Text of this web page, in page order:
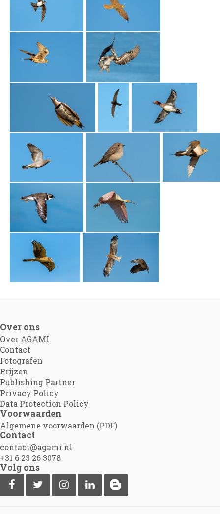
Over ons
Over AGAMI
Contact
Fotografen
Prijzen
Publishing Partner
Privacy Policy
Data Protection Policy
Voorwaarden
Algemene voorwaarden (PDF)
Contact
contact@agami.nl
+31 6 23 26 3078
Volg ons